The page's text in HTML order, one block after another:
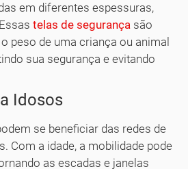
em diferentes espessuras,
telas de segurança são
peso de uma criança ou animal
sua segurança e evitando
Idosos
se beneficiar das redes de
Com a idade, a mobilidade pode
as escadas e janelas